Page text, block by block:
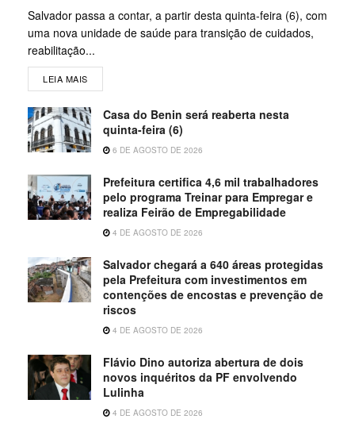
Salvador passa a contar, a partir desta quinta-feira (6), com
uma nova unidade de saúde para transição de cuidados,
reabilitação...
LEIA MAIS
Casa do Benin será reaberta nesta
quinta-feira (6)
6 DE AGOSTO DE 2026
Prefeitura certifica 4,6 mil trabalhadores
pelo programa Treinar para Empregar e
realiza Feirão de Empregabilidade
4 DE AGOSTO DE 2026
Salvador chegará a 640 áreas protegidas
pela Prefeitura com investimentos em
contenções de encostas e prevenção de
riscos
4 DE AGOSTO DE 2026
Flávio Dino autoriza abertura de dois
novos inquéritos da PF envolvendo
Lulinha
4 DE AGOSTO DE 2026